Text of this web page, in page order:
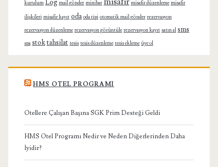
kurulum Log mail gönder minibar misafir düzenleme misafir
ilişkileri misafir kayıt oda oda tipi otomatik mail gönder rezervasyon
rezervasyon düzenleme rezervasyon görüntüle rezervasyon kayıt satın al sms
spa stoktahsilat tesis tesis düzenleme tesis ekleme üye ol
HMS OTEL PROGRAMI
Otellere Çalışan Başına SGK Prim Desteği Geldi
HMS Otel Programı Nedir ve Neden Diğerlerinden Daha
İyidir?